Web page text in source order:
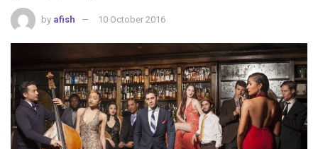
by afish 10 October 2016